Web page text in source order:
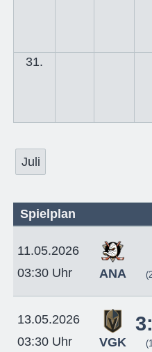
31.
Juli
Spielplan
11.05.2026
03:30 Uhr
ANA
13.05.2026
03:30 Uhr
VGK